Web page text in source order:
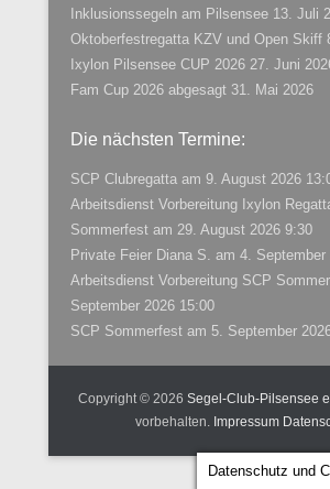
Inklusionssegeln am Pilsensee 13. Juli
Oktoberfestregatta KZV und Open Skiff
Ixylon Pilsensee CUP 2026 27. Juni
Fam Cup 2026 abgesagt 31. Mai 2026
Die nächsten Termine:
SCP Clubregatta am 9. August 2026
Arbeitsdienst Vorbereitung Ixylon
Sommerfest am 29. August 2026 9:30
Private Feier Diana S. am 4. September
Arbeitsdienst Vorbereitung SCP
September 2026 15:00
SCP Sommerfest am 5. September
Copyright © 2026 Segel-Club-Pilsensee
vorbehalten. Impressum
Datenschutz und